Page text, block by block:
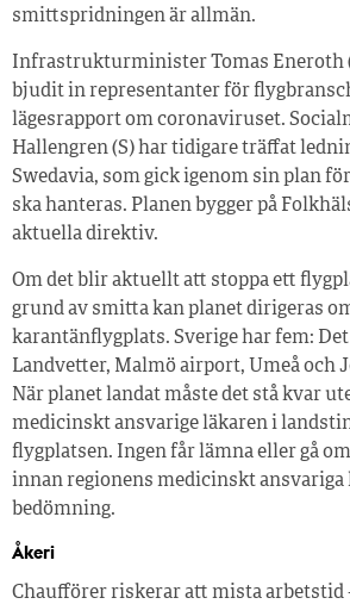
smittspridningen är allmän.
Infrastrukturminister Tomas Eneroth
bjudit in representanter för
lägesrapport om coronaviruset.
Hallengren (S) har tidigare träffat
Swedavia, som gick igenom sin plan
ska hanteras. Planen bygger på
aktuella direktiv.
Om det blir aktuellt att stoppa ett
grund av smitta kan planet dirigeras
karantänflygplats. Sverige har fem:
Landvetter, Malmö airport, Umeå och
När planet landat måste det stå kvar
medicinskt ansvarige läkaren i
flygplatsen. Ingen får lämna eller gå
innan regionens medicinskt ansvariga
bedömning.
Åkeri
Chaufförer riskerar att mista arbetstid